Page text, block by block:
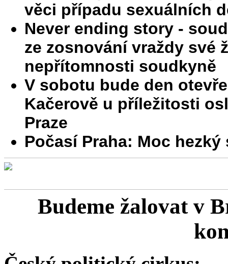
věci případu sexuálních
Never ending story -
ze zosnování vraždy své
nepřítomnosti soudkyně
V sobotu bude den
Kačerově u příležitosti
Praze
Počasí Praha: Moc
Budeme žalovat v